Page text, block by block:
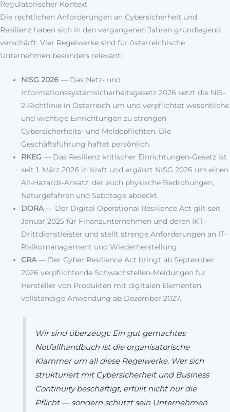
Regulatorischer Kontext
Die rechtlichen Anforderungen an Cybersicherheit und
Resilienz haben sich in den vergangenen Jahren grundlegend
verschärft. Vier Regelwerke sind für österreichische
Unternehmen besonders relevant:
NISG 2026 — Das Netz- und
Informationssystemsicherheitsgesetz 2026 setzt die NIS-
2-Richtlinie in Österreich um und verpflichtet wesentliche
und wichtige Einrichtungen zu strengen
Cybersicherheits- und Meldepflichten. Die
Geschäftsführung haftet persönlich.
RKEG — Das Resilienz kritischer Einrichtungen-Gesetz ist
seit 1. März 2026 in Kraft und ergänzt NISG 2026 um einen
All-Hazards-Ansatz, der auch physische Bedrohungen,
Naturgefahren und Sabotage abdeckt.
DORA — Der Digital Operational Resilience Act gilt seit
Januar 2025 für Finanzunternehmen und deren IKT-
Drittdienstleister und stellt strenge Anforderungen an IT-
Risikomanagement und Wiederherstellung.
CRA — Der Cyber Resilience Act bringt ab September
2026 verpflichtende Schwachstellen-Meldungen für
Hersteller von Produkten mit digitalen Elementen,
vollständige Anwendung ab Dezember 2027.
Wir sind überzeugt: Ein gut gemachtes
Notfallhandbuch ist die organisatorische
Klammer um all diese Regelwerke. Wer sich
strukturiert mit Cybersicherheit und Business
Continuity beschäftigt, erfüllt nicht nur die
Pflicht — sondern schützt sein Unternehmen